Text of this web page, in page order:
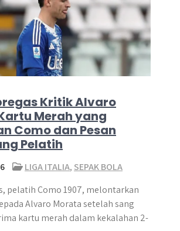
Kritik Alvaro
Merah yang
Como dan Pesan
Pelatih
LIGA ITALIA, SEPAK BOLA
pelatih Como 1907, melontarkan
Alvaro Morata setelah sang
kartu merah dalam kekalahan 2-